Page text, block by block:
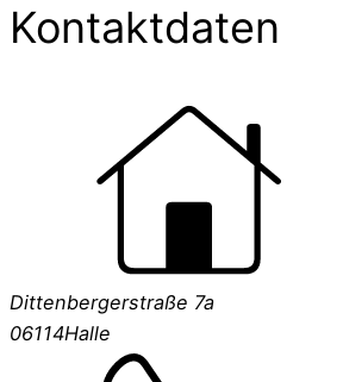
Kontaktdaten
Dittenbergerstraße 7a
06114Halle